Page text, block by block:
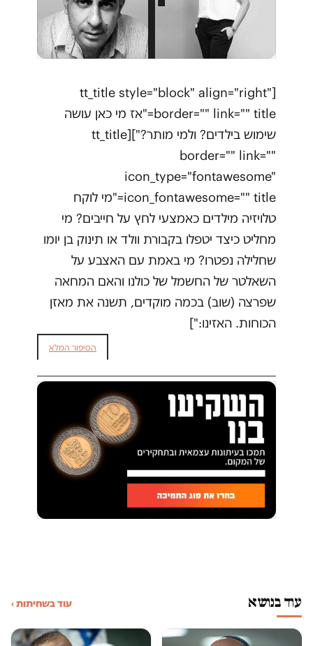
[tt_title style="block" align="right"
border="" link="" title="אז מי כאן עושה
שימוש בילדים? ולמי מותר?"][tt_title
border="" link=""
icon_type="fontawesome"
icon_fontawesome="" title="מי לוקח
טלויזיה מילדים כאמצעי לחץ על חייבים? מי
מחליט כיצד יטפלו בקבורת וולד או תינוק בן יומו
שחלילה נפטרו? מי באמת עם האצבע על
השאלטר של החשמל של כולנו והאם המחאה
שפרצה (שוב) בכמה מוקדים, תשנה את מאזן
הכוחות. האזינו:"]
הסיפור המלא
עוד בנושא עוד בשחיתות ›